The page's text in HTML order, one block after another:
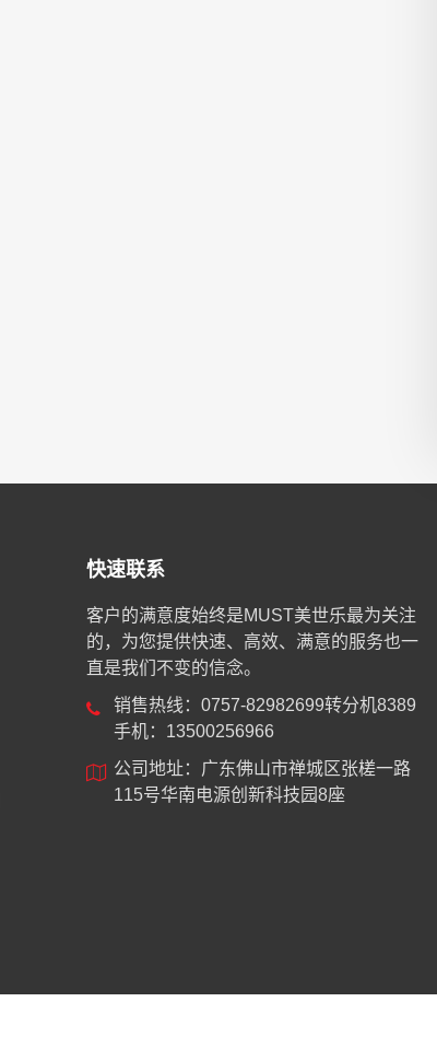
快速联系
客户的满意度始终是MUST美世乐最为关注
的，为您提供快速、高效、满意的服务也一
直是我们不变的信念。
销售热线：0757-82982699转分机8389
手机：13500256966
公司地址：广东佛山市禅城区张槎一路
115号华南电源创新科技园8座